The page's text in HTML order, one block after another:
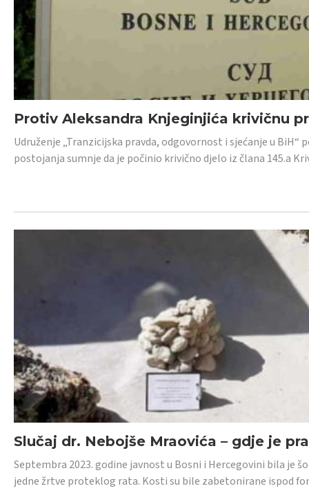
Protiv Aleksandra Knjeginjića krivičnu
Udruženje „Tranzicijska pravda, odgovornost i sjećanje u
postojanja sumnje da je počinio krivično djelo iz člana 145.a
Slučaj dr. Nebojše Mraovića – gdje je
Septembra 2023. godine javnost u Bosni i Hercegovini bila je
jedne žrtve proteklog rata. Kosti su bile zabetonirane ispod